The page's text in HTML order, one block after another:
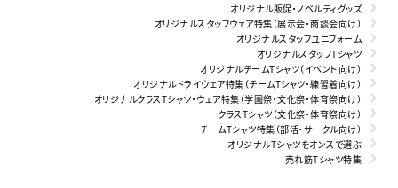
オリジナル販促・ノベルティグッズ
オリジナルスタッフウェア特集（展示会・商談会向け）
オリジナルスタッフユニフォーム
オリジナルスタッフTシャツ
オリジナルチームTシャツ（イベント向け）
オリジナルドライウェア特集（チームTシャツ・練習着向け）
オリジナルクラスTシャツ・ウェア特集（学園祭・文化祭・体育祭向け）
クラスTシャツ（文化祭・体育祭向け）
チームTシャツ特集（部活・サークル向け）
オリジナルTシャツをオンスで選ぶ
売れ筋Tシャツ特集